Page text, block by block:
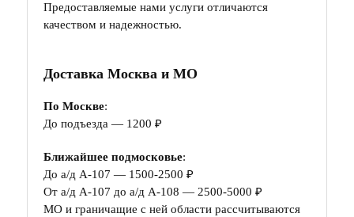
Предоставляемые нами услуги отличаются
качеством и надежностью.
Доставка Москва и МО
По Москве:
До подъезда — 1200 ₽
Ближайшее подмосковье:
До а/д А-107 — 1500-2500 ₽
От а/д А-107 до а/д А-108 — 2500-5000 ₽
МО и граничащие с ней области рассчитываются